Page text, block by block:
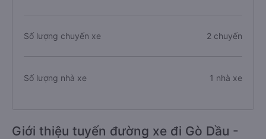
Số lượng chuyến xe 2 chuyến
Số lượng nhà xe 1 nhà xe
Giới thiệu tuyến đường xe đi Gò Dầu -